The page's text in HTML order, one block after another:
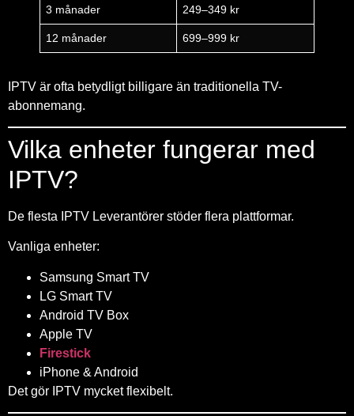
3 månader 249–349 kr
12 månader 699–999 kr
IPTV är ofta betydligt billigare än traditionella TV-
abonnemang.
Vilka enheter fungerar med
IPTV?
De flesta IPTV Leverantörer stöder flera plattformar.
Vanliga enheter:
Samsung Smart TV
LG Smart TV
Android TV Box
Apple TV
Firestick
iPhone & Android
Det gör IPTV mycket flexibelt.